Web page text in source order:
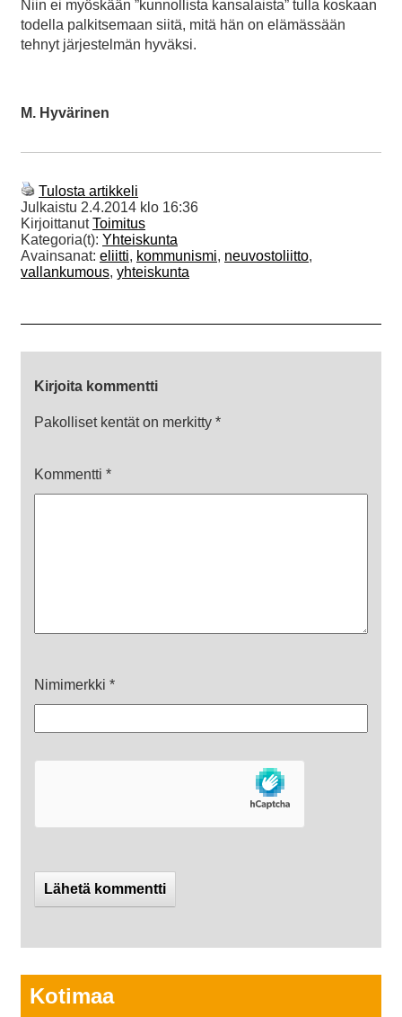
Niin ei myöskään ”kunnollista kansalaista” tulla koskaan
todella palkitsemaan siitä, mitä hän on elämässään
tehnyt järjestelmän hyväksi.
M. Hyvärinen
Tulosta artikkeli
Julkaistu 2.4.2014 klo 16:36
KirjoittanutToimitus
Kategoria(t): Yhteiskunta
Avainsanat: eliitti, kommunismi, neuvostoliitto,
vallankumous, yhteiskunta
Kirjoita kommentti
Pakolliset kentät on merkitty *
Kommentti *
Nimimerkki *
Kotimaa